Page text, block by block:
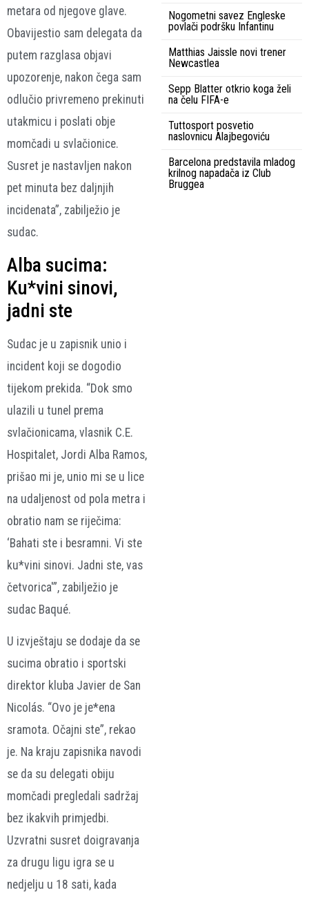
metara od njegove glave.
Obavijestio sam delegata da
putem razglasa objavi
upozorenje, nakon čega sam
odlučio privremeno prekinuti
utakmicu i poslati obje
momčadi u svlačionice.
Susret je nastavljen nakon
pet minuta bez daljnjih
incidenata”, zabilježio je
sudac.
Alba sucima:
Ku*vini sinovi,
jadni ste
Sudac je u zapisnik unio i
incident koji se dogodio
tijekom prekida. “Dok smo
ulazili u tunel prema
svlačionicama, vlasnik C.E.
Hospitalet, Jordi Alba Ramos,
prišao mi je, unio mi se u lice
na udaljenost od pola metra i
obratio nam se riječima:
‘Bahati ste i besramni. Vi ste
ku*vini sinovi. Jadni ste, vas
četvorica'”, zabilježio je
sudac Baqué.
U izvještaju se dodaje da se
sucima obratio i sportski
direktor kluba Javier de San
Nicolás. “Ovo je je*ena
sramota. Očajni ste”, rekao
je. Na kraju zapisnika navodi
se da su delegati obiju
momčadi pregledali sadržaj
bez ikakvih primjedbi.
Uzvratni susret doigravanja
za drugu ligu igra se u
nedjelju u 18 sati, kada
Nogometni savez Engleske
povlači podršku Infantinu
Matthias Jaissle novi trener
Newcastlea
Sepp Blatter otkrio koga želi
na čelu FIFA-e
Tuttosport posvetio
naslovnicu Alajbegoviću
Barcelona predstavila mladog
krilnog napadača iz Club
Bruggea